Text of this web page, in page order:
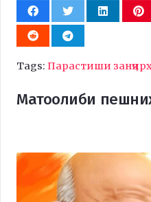
Tags: Парастиши
Матоолиби